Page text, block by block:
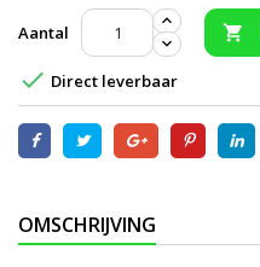
Aantal 
 Direct leverbaar
OMSCHRIJVING